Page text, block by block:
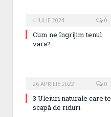
4 IULIE 2024 0
Cum ne îngrijim tenul
vara?
26 APRILIE 2022 0
3 Uleiuri naturale care te
scapă de riduri